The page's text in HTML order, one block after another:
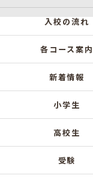
入校の流れ
各コース案内
新着情報
小学生
高校生
受験